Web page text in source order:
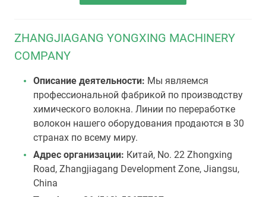
ZHANGJIAGANG YONGXING MACHINERY
COMPANY
Описание деятельности: Мы являемся
профессиональной фабрикой по производству
химического волокна. Линии по переработке
волокон нашего оборудования продаются в 30
странах по всему миру.
Адрес организации: Китай, No. 22 Zhongxing
Road, Zhangjiagang Development Zone, Jiangsu,
China